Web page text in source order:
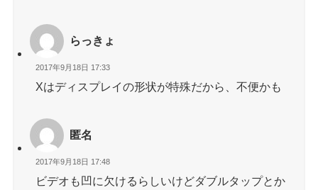
らっきょ
2017年9月18日 17:33
Xはディスプレイの形状が特殊だから、不便かも
匿名
2017年9月18日 17:48
ビデオも凹に欠けるらしいけどダブルタップとか